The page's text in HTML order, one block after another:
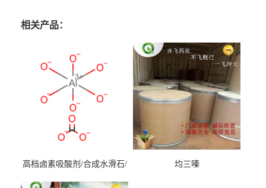
相关产品：
高档卤素吸酸剂/合成水滑石/
均三嗪